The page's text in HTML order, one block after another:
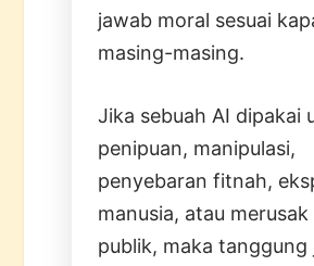
jawab moral sesuai
masing-masing.
Jika sebuah AI dipakai
penipuan, manipulasi,
penyebaran fitnah,
manusia, atau merusak
publik, maka tanggung